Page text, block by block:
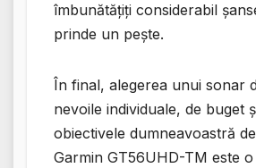
îmbunătățiți considerabil
prinde un pește.
În final, alegerea unui sonar
nevoile individuale, de buget
obiectivele dumneavoastră
Garmin GT56UHD-TM este o